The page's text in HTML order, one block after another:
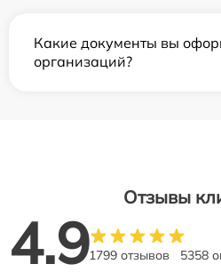
Какие документы вы
организаций?
Отзывы
4.91799 отзывов 5358